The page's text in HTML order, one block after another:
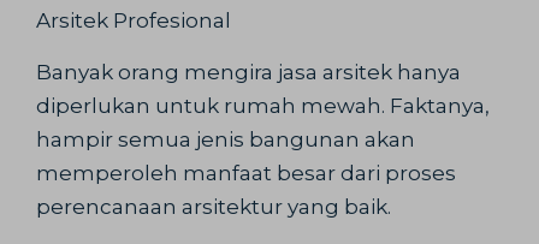
Arsitek Profesional
Banyak orang mengira jasa arsitek hanya
diperlukan untuk rumah mewah. Faktanya,
hampir semua jenis bangunan akan
memperoleh manfaat besar dari proses
perencanaan arsitektur yang baik.